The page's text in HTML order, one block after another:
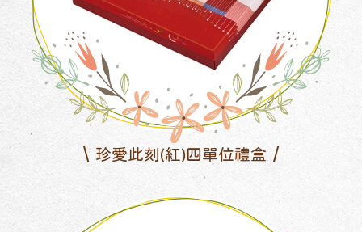
珍愛此刻(紅)四單位禮盒